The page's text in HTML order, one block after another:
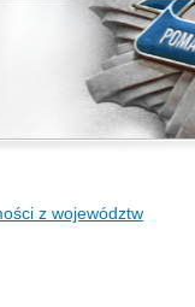
z województw